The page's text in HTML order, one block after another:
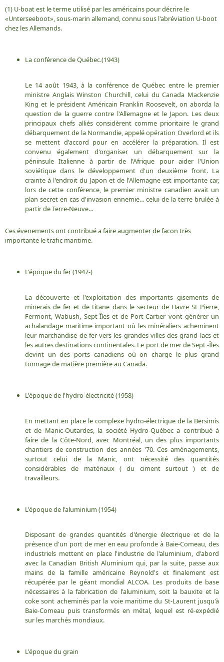
(1) U-boat est le terme utilisé par les américains pour décrire le
«Unterseeboot», sous-marin allemand, connu sous l'abréviation U-boot
chez les Allemands.
La conférence de Québec.(1943)
Le 14 août 1943, à la conférence de Québec entre le premier
ministre Anglais Winston Churchill, celui du Canada Mackenzie
King et le président Américain Franklin Roosevelt, on aborda la
question de la guerre contre l'Allemagne et le Japon. Les deux
principaux chefs alliés considèrent comme prioritaire le grand
débarquement de la Normandie, appelé opération Overlord et ils
se mettent d'accord pour en accélérer la préparation. Il est
convenu également d'organiser un débarquement sur la
péninsule Italienne à partir de l'Afrique pour aider l'Union
soviétique dans le développement d'un deuxième front. La
crainte à l'endroit du Japon et de l'Allemagne est importante car,
lors de cette conférence, le premier ministre canadien avait un
plan secret en cas d'invasion ennemie… celui de la terre brulée à
partir de Terre-Neuve…
Ces évenements ont contribué a faire augmenter de facon très
importante le trafic maritime.
L'époque du fer (1947-)
La découverte et l'exploitation des importants gisements de
minerais de fer et de titane dans le secteur de Havre St Pierre,
Fermont, Wabush, Sept-Îles et de Port-Cartier vont générer un
achalandage maritime important où les minéraliers acheminent
leur marchandise de fer vers les grandes villes des grand lacs et
les autres destinations continentales. Le port de mer de Sept -Îles
devint un des ports canadiens où on charge le plus grand
tonnage de matière première au Canada.
L'époque de l'hydro-électricité (1958)
En mettant en place le complexe hydro-électrique de la Bersimis
et de Manic-Outardes, la société Hydro-Québec a contribué à
faire de la Côte-Nord, avec Montréal, un des plus importants
chantiers de construction des années '70. Ces aménagements,
surtout celui de la Manic, ont nécessité des quantités
considérables de matériaux ( du ciment surtout ) et de
travailleurs.
L'époque de l'aluminium (1954)
Disposant de grandes quantités d'énergie électrique et de la
présence d'un port de mer en eau profonde à Baie-Comeau, des
industriels mettent en place l'industrie de l'aluminium, d'abord
avec la Canadian British Aluminium qui, par la suite, passe aux
mains de la famille américaine Reynold's et finalement est
récupérée par le géant mondial ALCOA. Les produits de base
nécessaires à la fabrication de l'aluminium, soit la bauxite et la
coke sont acheminés par la voie maritime du St-Laurent jusqu'à
Baie-Comeau puis transformés en métal, lequel est ré-expédié
sur les marchés mondiaux.
L'époque du grain